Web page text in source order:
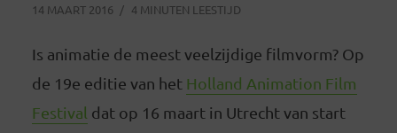
14 MAART 2016
4 MINUTEN LEESTIJD
Is animatie de meest veelzijdige filmvorm? Op
de 19e editie van het Holland Animation Film
Festival dat op 16 maart in Utrecht van start